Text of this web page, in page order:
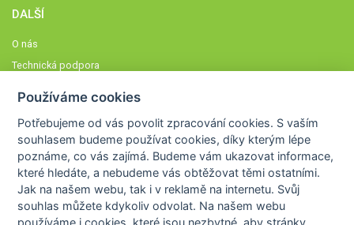
DALŠÍ
O nás
Technická podpora
Členové STOBklubu
Zásady nakládání s osobními údaji
Otestujte se
Spočítejte si
Výzva 52
Používáme cookies
Potřebujeme od vás povolit zpracování cookies. S vaším
souhlasem budeme používat cookies, díky kterým lépe
poznáme,co vás zajímá. Budeme vám ukazovat informace,
které hledáte, a nebudeme vás obtěžovat těmi ostatními.
Jak na našem webu, tak i v reklamě na internetu. Svůj
souhlas můžete kdykoliv odvolat. Na našem webu
používáme i cookies, které jsou nezbytné , aby stránky